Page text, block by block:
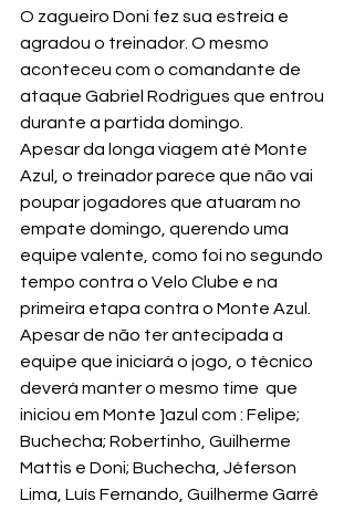
O zagueiro Doni fez sua estreia e
agradou o treinador. O mesmo
aconteceu com o comandante de
ataque Gabriel Rodrigues que entrou
durante a partida domingo.
Apesar da longa viagem até Monte
Azul, o treinador parece que não vai
poupar jogadores que atuaram no
empate domingo, querendo uma
equipe valente, como foi no segundo
tempo contra o Velo Clube e na
primeira etapa contra o Monte Azul.
Apesar de não ter antecipada a
equipe que iniciará o jogo, o técnico
deverá manter o mesmo time  que
iniciou em Monte ]azul com : Felipe;
Buchecha; Robertinho, Guilherme
Mattis e Doni; Buchecha, Jéferson
Lima, Luís Fernando, Guilherme Garré